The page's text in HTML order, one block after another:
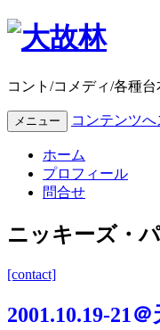
コント/コメディ/各種
メニュー コンテンツ
ホーム
プロフィール
問合せ
ニッキーズ・
[contact]
2001.10.19-21